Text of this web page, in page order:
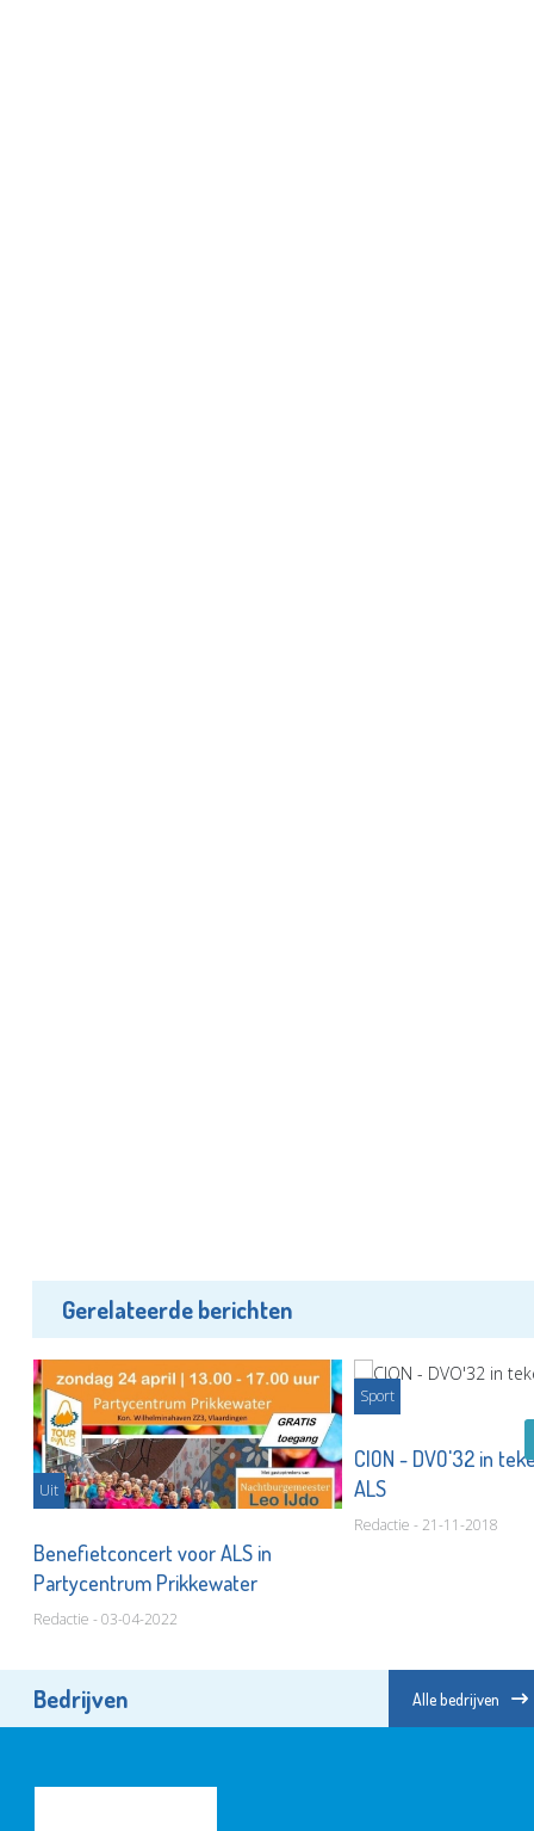
Gerelateerde berichten
Uit
Benefietconcert voor ALS in
Partycentrum Prikkewater
Redactie - 03-04-2022
Sport
CION - DVO'32 in
ALS
Redactie - 21-11-2018
Bedrijven Alle bedrijven